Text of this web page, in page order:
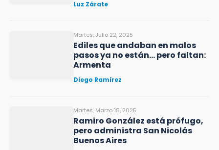
Luz Zárate
Martes, Julio 22, 2025
Ediles que andaban en malos
pasos ya no están… pero faltan:
Armenta
Diego Ramírez
Martes, Marzo 18, 2025
Ramiro González está prófugo,
pero administra San Nicolás
Buenos Aires